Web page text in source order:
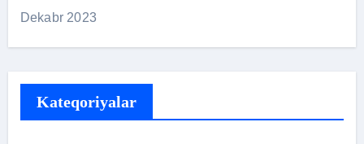
Dekabr 2023
Kateqoriyalar